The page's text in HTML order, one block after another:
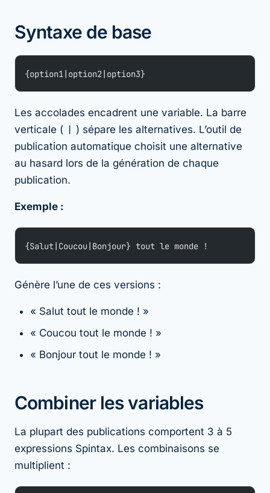
Syntaxe de base
{option1|option2|option3}
Les accolades encadrent une variable. La barre
verticale ( | ) sépare les alternatives. L’outil de
publication automatique choisit une alternative
au hasard lors de la génération de chaque
publication.
Exemple :
{Salut|Coucou|Bonjour} tout le monde !
Génère l’une de ces versions :
« Salut tout le monde ! »
« Coucou tout le monde ! »
« Bonjour tout le monde ! »
Combiner les variables
La plupart des publications comportent 3 à 5
expressions Spintax. Les combinaisons se
multiplient :